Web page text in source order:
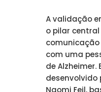
A validação
o pilar
com uma
de Alzheimer.
desenvolvido
Naomi Feil,